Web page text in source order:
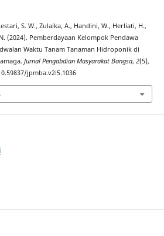
S. W., Zulaika, A., Handini, W., Herliati, H.,
(2024). Pemberdayaan Kelompok Pendawa
Waktu Tanam Tanaman Hidroponik di
Jurnal Pengabdian Masyarakat Bangsa, 2(5),
jpmba.v2i5.1036